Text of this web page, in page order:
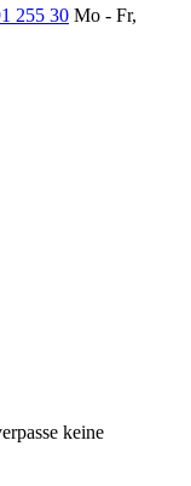
255 30 Mo - Fr,
keine